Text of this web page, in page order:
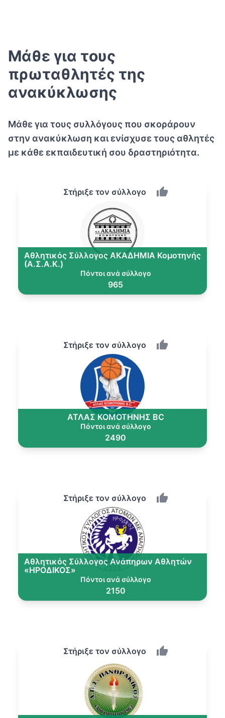
Μάθε για τους
πρωταθλητές της
ανακύκλωσης
Μάθε για τους συλλόγους που σκοράρουν
στην ανακύκλωση και ενίσχυσε τους αθλητές
με κάθε εκπαιδευτική σου δραστηριότητα.
Στήριξε τον σύλλογο
Αθλητικός Σύλλογος ΑΚΑΔΗΜΙΑ Κομοτηνής
(Α.Σ.Α.Κ.)
Πόντοι ανά σύλλογο
965
Στήριξε τον σύλλογο
ΑΤΛΑΣ ΚΟΜΟΤΗΝΗΣ BC
Πόντοι ανά σύλλογο
2490
Στήριξε τον σύλλογο
Αθλητικός Σύλλογος Ανάπηρων Αθλητών
«ΗΡΟΔΙΚΟΣ»
Πόντοι ανά σύλλογο
2150
Στήριξε τον σύλλογο